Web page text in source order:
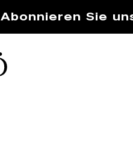
Abonnieren Sie